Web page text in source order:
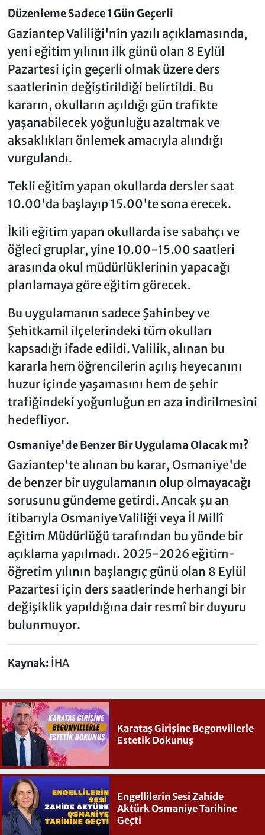
Düzenleme Sadece 1 Gün Geçerli
Gaziantep Valiliği'nin yazılı açıklamasında,
yeni eğitim yılının ilk günü olan 8 Eylül
Pazartesi için geçerli olmak üzere ders
saatlerinin değiştirildiği belirtildi. Bu
kararın, okulların açıldığı gün trafikte
yaşanabilecek yoğunluğu azaltmak ve
aksaklıkları önlemek amacıyla alındığı
vurgulandı.
Tekli eğitim yapan okullarda dersler saat
10.00'da başlayıp 15.00'te sona erecek.
İkili eğitim yapan okullarda ise sabahçı ve
öğleci gruplar, yine 10.00-15.00 saatleri
arasında okul müdürlüklerinin yapacağı
planlamaya göre eğitim görecek.
Bu uygulamanın sadece Şahinbey ve
Şehitkamil ilçelerindeki tüm okulları
kapsadığı ifade edildi. Valilik, alınan bu
kararla hem öğrencilerin açılış heyecanını
huzur içinde yaşamasını hem de şehir
trafiğindeki yoğunluğun en aza indirilmesini
hedefliyor.
Osmaniye'de Benzer Bir Uygulama Olacak mı?
Gaziantep'te alınan bu karar, Osmaniye'de
de benzer bir uygulamanın olup olmayacağı
sorusunu gündeme getirdi. Ancak şu an
itibarıyla Osmaniye Valiliği veya İl Millî
Eğitim Müdürlüğü tarafından bu yönde bir
açıklama yapılmadı. 2025-2026 eğitim-
öğretim yılının başlangıç günü olan 8 Eylül
Pazartesi için ders saatlerinde herhangi bir
değişiklik yapıldığına dair resmî bir duyuru
bulunmuyor.
Kaynak: İHA
Karataş Girişine Begonvillerle
Estetik Dokunuş
Engellilerin Sesi Zahide
Aktürk Osmaniye Tarihine
Geçti